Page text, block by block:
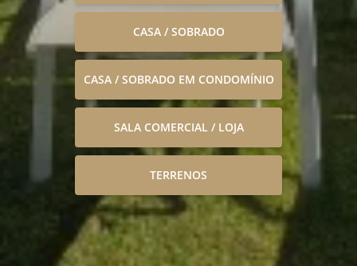
CASA / SOBRADO
CASA / SOBRADO EM CONDOMÍNIO
SALA COMERCIAL / LOJA
TERRENOS